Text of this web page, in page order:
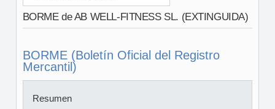
BORME de AB WELL-FITNESS SL. (EXTINGUIDA)
BORME (Boletín Oficial del Registro
Mercantil)
Resumen